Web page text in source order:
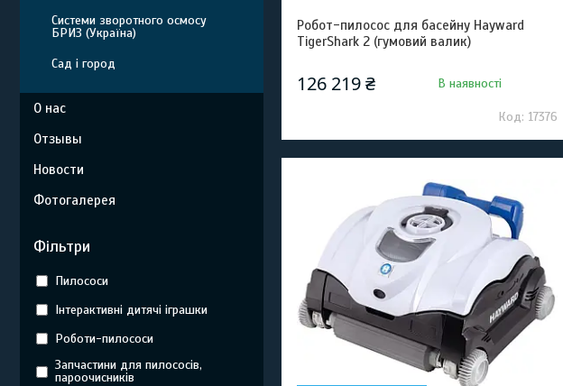
Робот-пилосос для басейну Hayward
TigerShark 2 (гумовий валик)
126 219 ₴ В наявності
17376
Системи зворотного осмосу
БРИЗ (Україна)
Сад і город
О нас
Отзывы
Новости
Фотогалерея
Фільтри
Пилососи
Інтерактивні дитячі іграшки
Роботи-пилососи
Запчастини для пилососів,
пароочисників